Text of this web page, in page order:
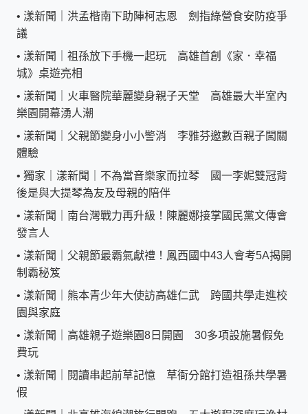
• 漾新聞｜洪孟楷南下助陣柯志恩 劍指綠營食安防疫爭
議
• 漾新聞｜祖孫放下手機一起玩 高雄首創《家．幸福
城》桌遊亮相
• 漾新聞｜火車醫院華麗變身親子天堂 高雄最大半室內
樂園開幕湧人潮
• 漾新聞｜父親節變身小小警消 李雅芬邀數百親子闖關
體驗
• 獨家｜漾新聞｜不為當音樂家而拉琴 國一李妮雙冠背
後是與大提琴為友及母親的陪伴
• 漾新聞｜南台灣戰力再升級！陳麗娜接掌國民黨文傳會
發言人
• 漾新聞｜父親節最霸氣獻禮！鳳西國中43人會考5A揭開
制霸秘笈
• 漾新聞｜熊本青少年大使訪高雄仁武 跨國共學走進校
園與家庭
• 漾新聞｜高雄親子遊樂園8日開園 30多項設施暑假免
費玩
• 漾新聞｜閱讀串起前草記憶 草衙分館打造祖孫共學暑
假